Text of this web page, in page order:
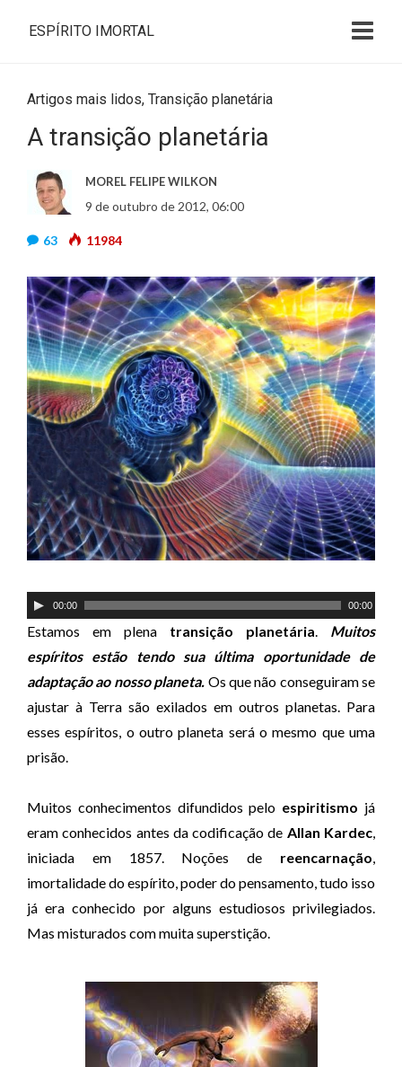
ESPÍRITO IMORTAL
Artigos mais lidos, Transição planetária
A transição planetária
MOREL FELIPE WILKON
9 de outubro de 2012, 06:00
63 11984
T
o
c
a
d
o
r
e
á
u
d
i
o
00:00 00:00
Estamos em plena transição planetária. Muitos
espíritos estão tendo sua última oportunidade de
adaptação ao nosso planeta. Os que não conseguiram se
ajustar à Terra são exilados em outros planetas. Para
esses espíritos, o outro planeta será o mesmo que uma
prisão.
Muitos conhecimentos difundidos pelo espiritismo já
eram conhecidos antes da codificação de Allan Kardec,
iniciada em 1857. Noções de reencarnação,
imortalidade do espírito, poder do pensamento, tudo isso
já era conhecido por alguns estudiosos privilegiados.
Mas misturados com muita superstição.